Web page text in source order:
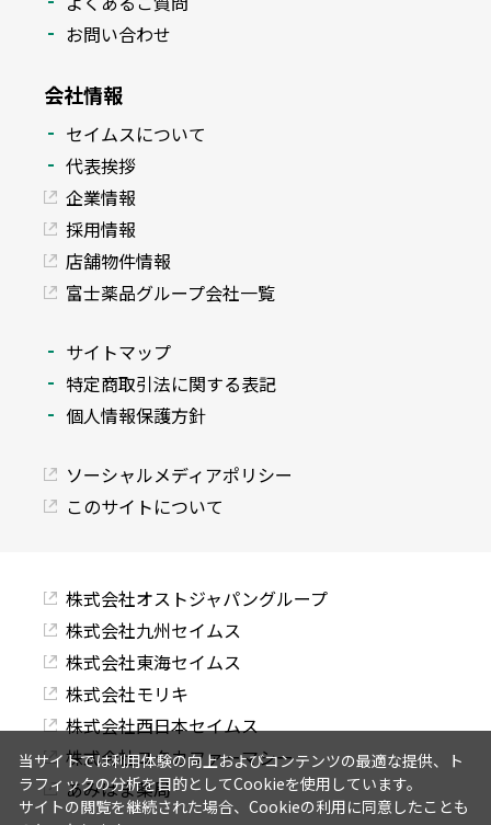
お問い合わせ
会社情報
セイムスについて
代表挨拶
企業情報
採用情報
店舗物件情報
富士薬品グループ会社一覧
サイトマップ
特定商取引法に関する表記
個人情報保護方針
ソーシャルメディアポリシー
このサイトについて
株式会社オストジャパングループ
株式会社九州セイムス
株式会社東海セイムス
株式会社モリキ
株式会社西日本セイムス
株式会社ユタカファーマシー
あみはま薬局
当サイトでは利用体験の向上およびコンテンツの最適な提供、ト
ラフィックの分析を目的としてCookieを使用しています。
サイトの閲覧を継続された場合、Cookieの利用に同意したことも